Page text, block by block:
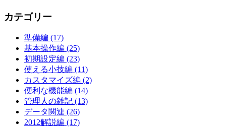
カテゴリー
準備編 (17)
基本操作編 (25)
初期設定編 (23)
使える小技編 (11)
カスタマイズ編 (2)
便利な機能編 (14)
管理人の雑記 (13)
データ関連 (26)
2012解説編 (17)